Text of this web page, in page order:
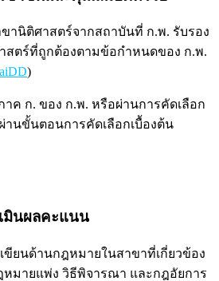
นิติศาสตร์จากสถาบันที่ ก.พ. รับรอง
ตร์ที่ถูกต้องตามข้อกำหนดของ ก.พ.
)
ค ก. ของ ก.พ. หรือผ่านการคัดเลือก
านขั้นตอนการคัดเลือกเบื้องต้น
มินผลคะแนน
ขียนด้านกฎหมายในสาขาที่เกี่ยวข้อง
มายแพ่ง วิธีพิจารณา และกฎอัยการ